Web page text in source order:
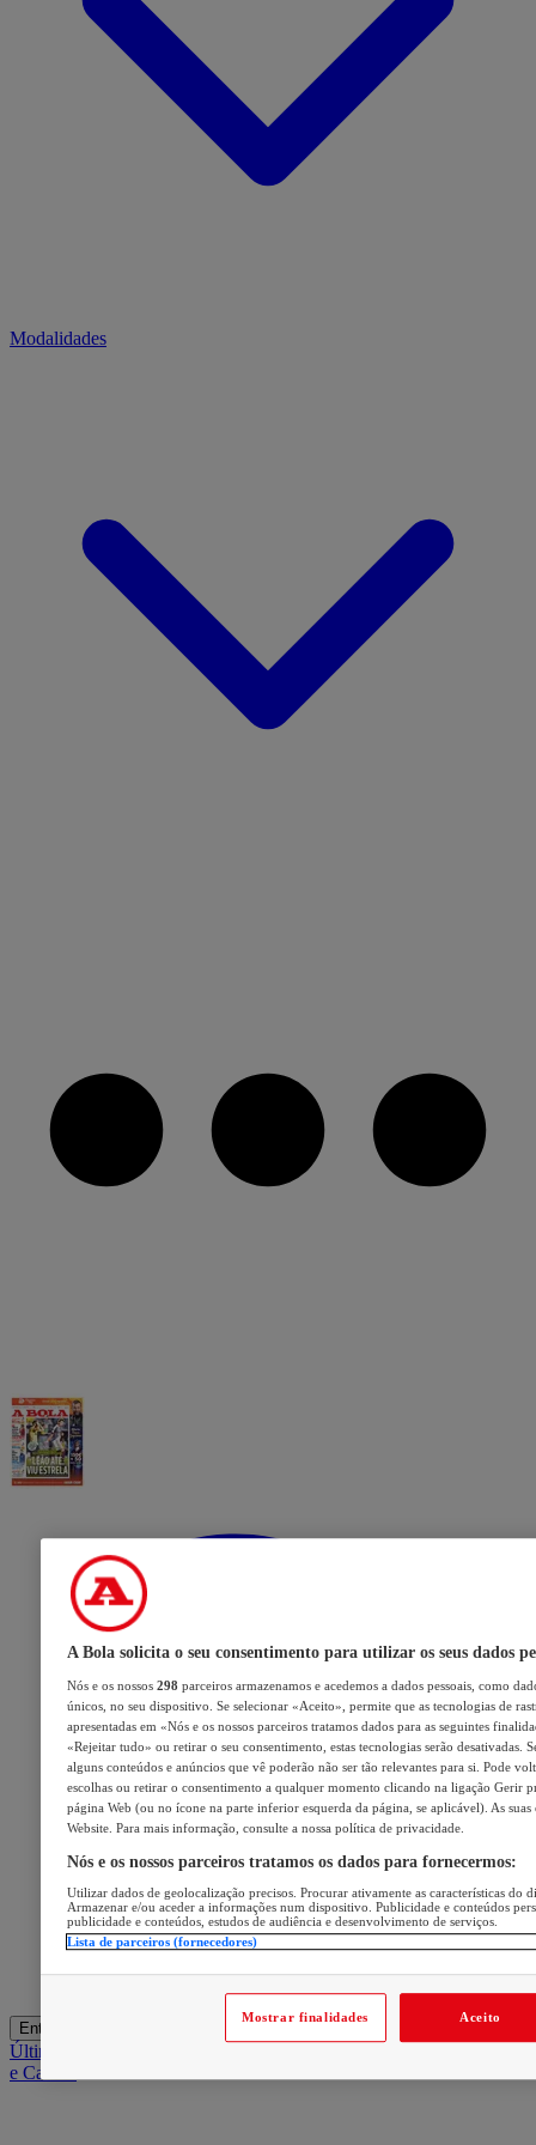
Modalidades
Entrar
Últimas
e Cabelo
A Bola solicita o seu consentimento para utilizar os seus dados
Nós e os nossos 298 parceiros armazenamos e acedemos a dados pessoais, como
únicos, no seu dispositivo. Se selecionar «Aceito», permite que as tecnologias de
apresentadas em «Nós e os nossos parceiros tratamos dados para as seguintes
«Rejeitar tudo» ou retirar o seu consentimento, estas tecnologias serão desativadas.
alguns conteúdos e anúncios que vê poderão não ser tão relevantes para si. Pode
escolhas ou retirar o consentimento a qualquer momento clicando na ligação Gerir
página Web (ou no ícone na parte inferior esquerda da página, se aplicável). As suas
Website. Para mais informação, consulte a nossa política de privacidade.
Nós e os nossos parceiros tratamos os dados para fornecermos:
Utilizar dados de geolocalização precisos. Procurar ativamente as características do
Armazenar e/ou aceder a informações num dispositivo. Publicidade e conteúdos
publicidade e conteúdos, estudos de audiência e desenvolvimento de serviços.
Lista de parceiros (fornecedores)
Mostrar finalidades Aceito